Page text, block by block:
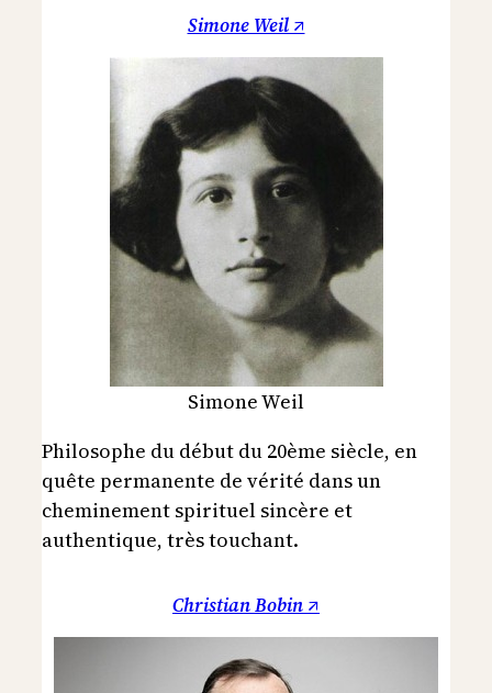
Simone Weil ↗
Simone Weil
Philosophe du début du 20ème siècle, en
quête permanente de vérité dans un
cheminement spirituel sincère et
authentique, très touchant.
Christian Bobin ↗